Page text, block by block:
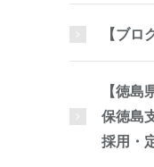
【ブ
【徳
保徳島
採用・